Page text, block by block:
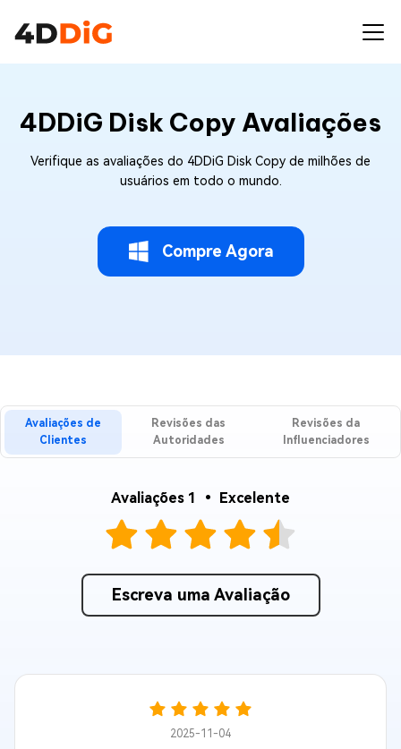
4DDiG Disk Copy Avaliações
Verifique as avaliações do 4DDiG Disk Copy de milhões de
usuários em todo o mundo.
Compre Agora
Avaliações de
Clientes
Revisões das
Autoridades
Revisões da
Influenciadores
Avaliações 1 • Excelente
Escreva uma Avaliação
2025-11-04